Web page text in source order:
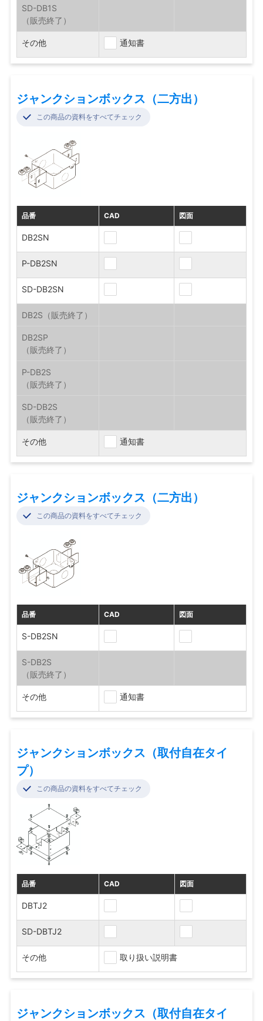
SD-DB1S
その他 通知書
ジャンクションボックス（二方出）
この商品の資料をすべてチェック
品番 CAD 図面
DB2SN
P-DB2SN
SD-DB2SN
DB2S
DB2SP
P-DB2S
SD-DB2S
その他 通知書
ジャンクションボックス（二方出）
この商品の資料をすべてチェック
品番 CAD 図面
S-DB2SN
S-DB2S
その他 通知書
ジャンクションボックス（取付自在タイ
プ）
この商品の資料をすべてチェック
品番 CAD 図面
DBTJ2
SD-DBTJ2
その他 取り扱い説明書
ジャンクションボックス（取付自在タイ